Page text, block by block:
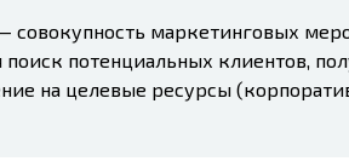
совокупность маркетинговых
поиск потенциальных клиентов,
на целевые ресурсы